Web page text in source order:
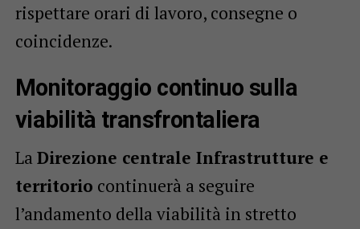
rispettare orari di lavoro, consegne o
coincidenze.
Monitoraggio continuo sulla
viabilità transfrontaliera
La Direzione centrale Infrastrutture e
territorio continuerà a seguire
l’andamento della viabilità in stretto